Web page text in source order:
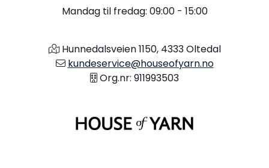
Mandag til fredag: 09:00 - 15:00
Hunnedalsveien 1150, 4333 Oltedal
kundeservice@houseofyarn.no
Org.nr: 911993503